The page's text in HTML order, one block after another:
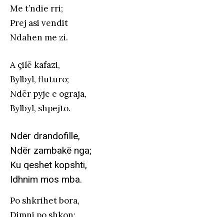
Me t’ndie rri;
Prej asi vendit
Ndahen me zi.
A çilë kafazi,
Bylbyl, fluturo;
Ndër pyje e ograja,
Bylbyl, shpejto.
Ndër drandofille,
Ndër zambakë nga;
Ku qeshet kopshti,
Idhnim mos mba.
Po shkrihet bora,